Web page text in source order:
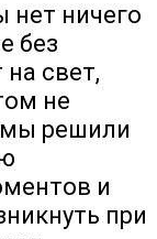
нет ничего
без
свет,
не
мы решили
и
при